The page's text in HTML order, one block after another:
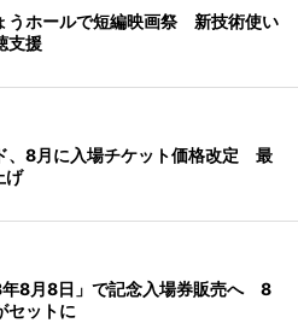
うホールで短編映画祭 新技術使い
支援
、8月に入場チケット価格改定 最
げ
年8月8日」で記念入場券販売へ 8
セットに